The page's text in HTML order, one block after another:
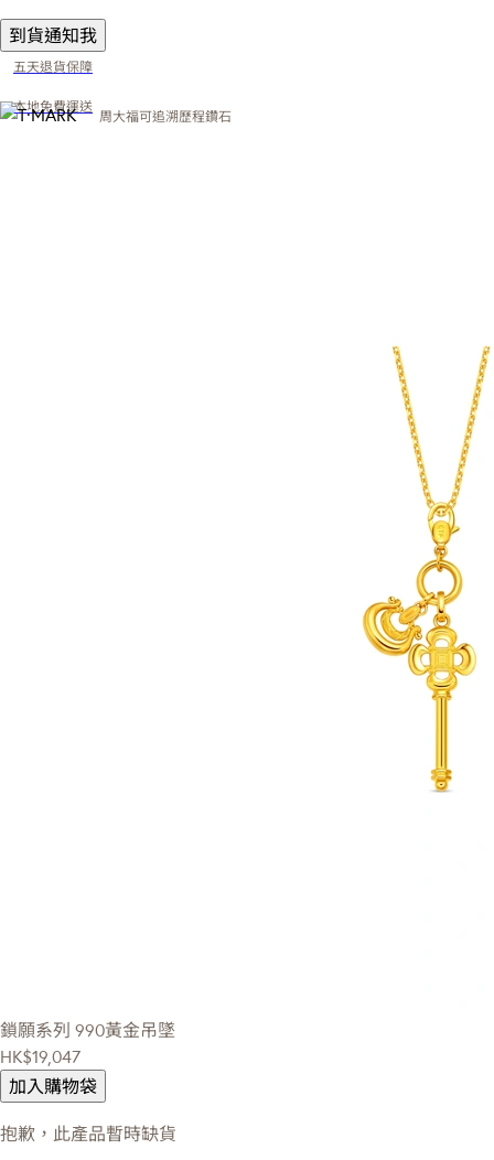
到貨通知我
五天退貨保障
本地免費運送
周大福可追溯歷程鑽石
鎖願系列 990黃金吊墜
HK$19,047
加入購物袋
抱歉，此產品暫時缺貨